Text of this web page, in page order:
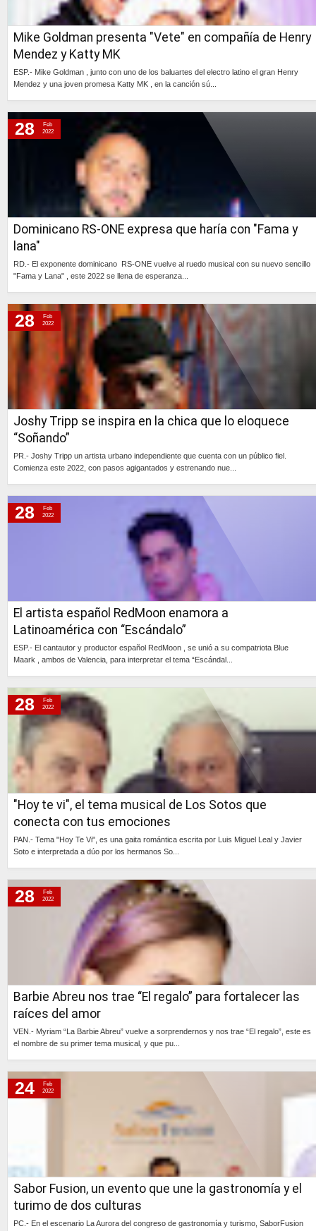
Mike Goldman presenta "Vete" en compañía de Henry
Mendez y Katty MK
ESP.- Mike Goldman , junto con uno de los baluartes del electro latino el gran Henry
Mendez y una joven promesa Katty MK , en la canción sú...
Dominicano RS-ONE expresa que haría con "Fama y
lana"
RD.- El exponente dominicano RS-ONE vuelve al ruedo musical con su nuevo sencillo
"Fama y Lana" , este 2022 se llena de esperanza...
28
Feb
2022
Joshy Tripp se inspira en la chica que lo eloquece
“Soñando”
PR.- Joshy Tripp un artista urbano independiente que cuenta con un público fiel.
Comienza este 2022, con pasos agigantados y estrenando nue...
28
Feb
2022
El artista español RedMoon enamora a
Latinoamérica con “Escándalo”
ESP.- El cantautor y productor español RedMoon , se unió a su compatriota Blue
Maark , ambos de Valencia, para interpretar el tema “Escándal...
28
Feb
2022
"Hoy te vi", el tema musical de Los Sotos que
conecta con tus emociones
PAN.- Tema "Hoy Te Vi", es una gaita romántica escrita por Luis Miguel Leal y Javier
Soto e interpretada a dúo por los hermanos So...
28
Feb
2022
Barbie Abreu nos trae “El regalo” para fortalecer las
raíces del amor
VEN.- Myriam “La Barbie Abreu” vuelve a sorprendernos y nos trae “El regalo”, este es
el nombre de su primer tema musical, y que pu...
28
Feb
2022
Sabor Fusion, un evento que une la gastronomía y el
turimo de dos culturas
PC.- En el escenario La Aurora del congreso de gastronomía y turismo, SaborFusion
24
Feb
2022